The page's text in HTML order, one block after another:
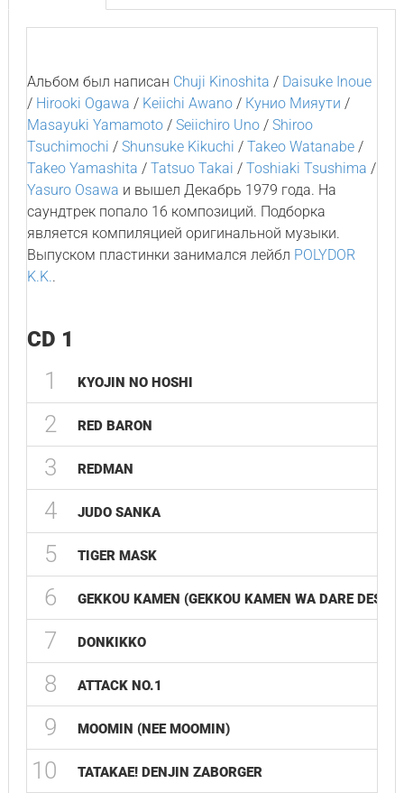
Альбом был написан Chuji Kinoshita / Daisuke Inoue
/ Hirooki Ogawa / Keiichi Awano/ Кунио Мияути /
Masayuki Yamamoto/ Seiichiro Uno/ Shiroo
Tsuchimochi / Shunsuke Kikuchi / Takeo Watanabe/
Takeo Yamashita / Tatsuo Takai / Toshiaki Tsushima /
Yasuro Osawa и вышел Декабрь 1979 года. На
саундтрек попало 16 композиций. Подборка
является компиляцией оригинальной музыки.
Выпуском пластинки занимался лейбл POLYDOR
K.K..
CD 1
1 KYOJIN NO HOSHI
2 RED BARON
3 REDMAN
4 JUDO SANKA
5 TIGER MASK
6 GEKKOU KAMEN (GEKKOU KAMEN WA DARE
7 DONKIKKO
8 ATTACK NO.1
9 MOOMIN (NEE MOOMIN)
10 TATAKAE! DENJIN ZABORGER